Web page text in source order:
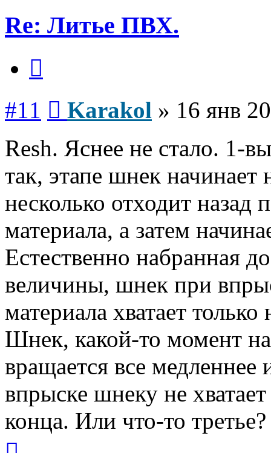
Re: Литье ПВХ.
#11 Karakol » 16 янв
Resh. Яснее не стало. 1-
так, этапе шнек начинает
несколько отходит назад
материала, а затем
Естественно набранная
величины, шнек при
материала хватает
Шнек, какой-то момент
вращается все медленнее
впрыске шнеку не
конца. Или что-то третье?